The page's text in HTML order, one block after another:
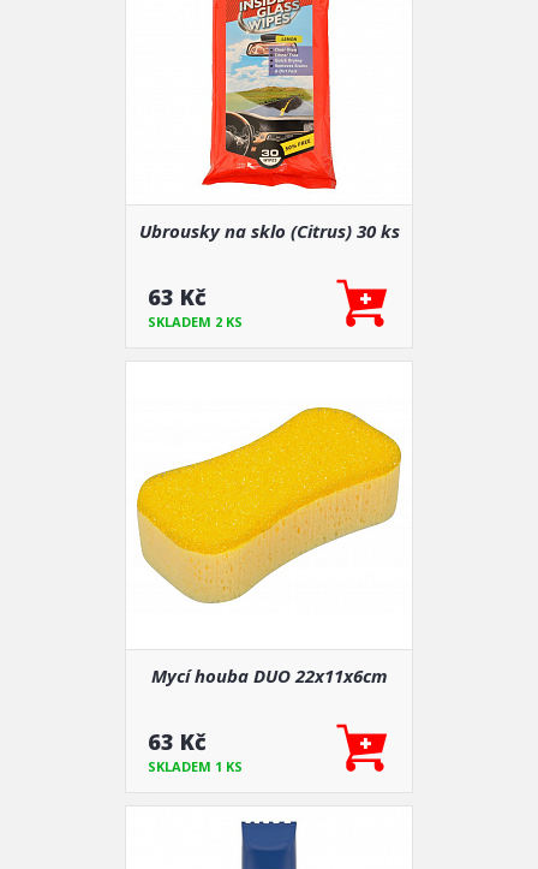
Ubrousky na sklo (Citrus) 30 ks
63 Kč
SKLADEM 2 KS
Mycí houba DUO 22x11x6cm
63 Kč
SKLADEM 1 KS